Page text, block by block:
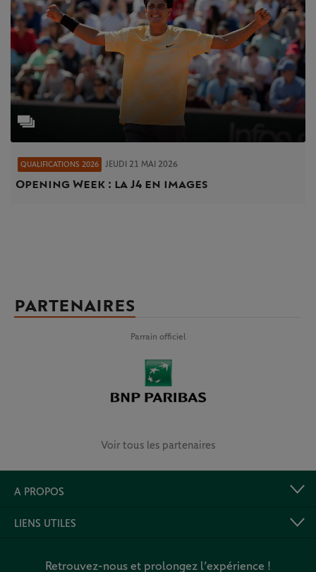
QUALIFICATIONS 2026 JEUDI 21 MAI 2026
Opening Week : la J4 en images
PARTENAIRES
Parrain officiel
Voir tous les partenaires
A PROPOS
LIENS UTILES
Retrouvez-nous et prolongez l’expérience !